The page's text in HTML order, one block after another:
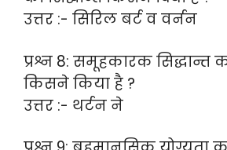
उत्तर :- सिरिल बर्ट व वर्नन
प्रश्न 8: समूहकारक सिद्धान्त
किसने किया है ?
उत्तर :- थर्टन ने